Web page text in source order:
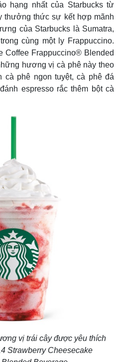
hạng nhất của Starbucks từ
thưởng thức sự kết hợp mãnh
của Starbucks là Sumatra,
cùng một ly Frappuccino.
Coffee Frappuccino® Blended
hương vị cà phê này theo
cà phê ngon tuyệt, cà phê đá
espresso rắc thêm bột cà
vị trái cây được yêu thích
Strawberry Cheesecake